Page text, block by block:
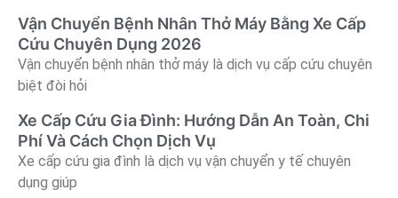
Vận Chuyển Bệnh Nhân Thở Máy Bằng Xe Cấp
Cứu Chuyên Dụng 2026
Vận chuyển bệnh nhân thở máy là dịch vụ cấp cứu chuyên
biệt đòi hỏi
Xe Cấp Cứu Gia Đình: Hướng Dẫn An Toàn, Chi
Phí Và Cách Chọn Dịch Vụ
Xe cấp cứu gia đình là dịch vụ vận chuyển y tế chuyên
dụng giúp